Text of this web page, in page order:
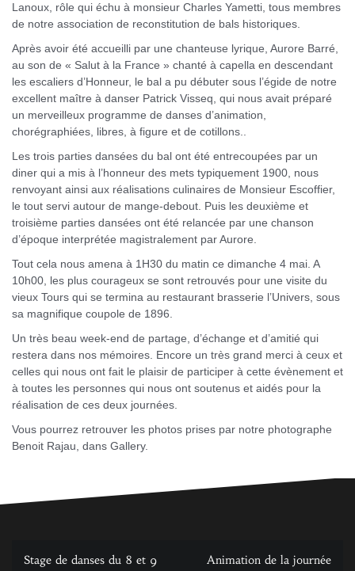
Lanoux, rôle qui échu à monsieur Charles Yametti, tous membres
de notre association de reconstitution de bals historiques.
Après avoir été accueilli par une chanteuse lyrique, Aurore Barré,
au son de « Salut à la France » chanté à capella en descendant
les escaliers d’Honneur, le bal a pu débuter sous l’égide de notre
excellent maître à danser Patrick Visseq, qui nous avait préparé
un merveilleux programme de danses d’animation,
chorégraphiées, libres, à figure et de cotillons..
Les trois parties dansées du bal ont été entrecoupées par un
diner qui a mis à l’honneur des mets typiquement 1900, nous
renvoyant ainsi aux réalisations culinaires de Monsieur Escoffier,
le tout servi autour de mange-debout. Puis les deuxième et
troisième parties dansées ont été relancée par une chanson
d’époque interprétée magistralement par Aurore.
Tout cela nous amena à 1H30 du matin ce dimanche 4 mai. A
10h00, les plus courageux se sont retrouvés pour une visite du
vieux Tours qui se termina au restaurant brasserie l’Univers, sous
sa magnifique coupole de 1896.
Un très beau week-end de partage, d’échange et d’amitié qui
restera dans nos mémoires. Encore un très grand merci à ceux et
celles qui nous ont fait le plaisir de participer à cette évènement et
à toutes les personnes qui nous ont soutenus et aidés pour la
réalisation de ces deux journées.
Vous pourrez retrouver les photos prises par notre photographe
Benoit Rajau, dans Gallery.
Navigation
Stage de danses du 8 et 9
Animation de la journée